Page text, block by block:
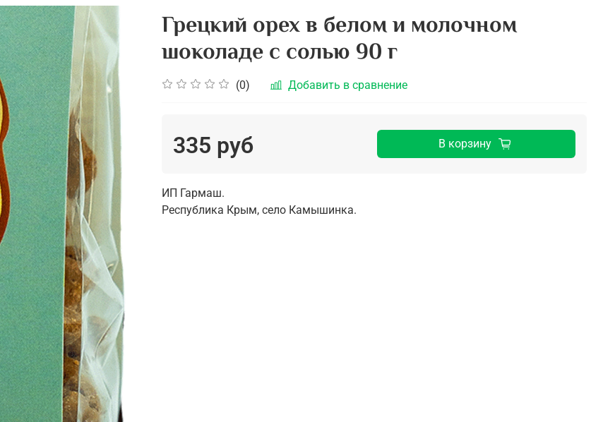
Грецкий орех в белом и молочном
шоколаде с солью 90 г
(0) Добавить в сравнение
335 руб В корзину
ИП Гармаш.
Республика Крым, село Камышинка.